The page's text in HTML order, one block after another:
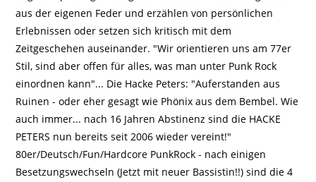
aus der eigenen Feder und erzählen von persönlichen
Erlebnissen oder setzen sich kritisch mit dem
Zeitgeschehen auseinander. "Wir orientieren uns am 77er
Stil, sind aber offen für alles, was man unter Punk Rock
einordnen kann"... Die Hacke Peters: "Auferstanden aus
Ruinen - oder eher gesagt wie Phönix aus dem Bembel. Wie
auch immer... nach 16 Jahren Abstinenz sind die HACKE
PETERS nun bereits seit 2006 wieder vereint!"
80er/Deutsch/Fun/Hardcore PunkRock - nach einigen
Besetzungswechseln (Jetzt mit neuer Bassistin!!) sind die 4